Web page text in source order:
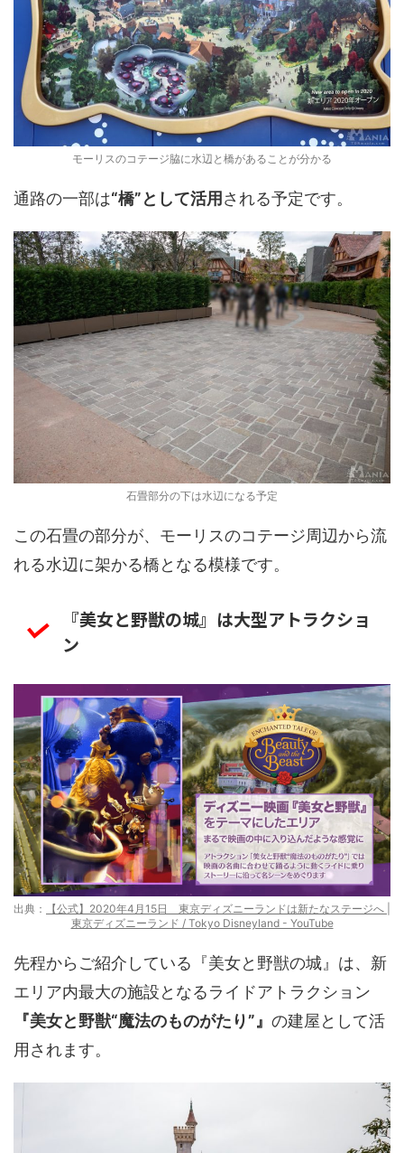
モーリスのコテージ脇に水辺と橋があることが分かる
通路の一部は“橋”として活用される予定です。
石畳部分の下は水辺になる予定
この石畳の部分が、モーリスのコテージ周辺から流
れる水辺に架かる橋となる模様です。
『美女と野獣の城』は大型アトラクショ
ン
出典：
【公式】2020年4月15日 東京ディズニーランドは新たなステージへ |
東京ディズニーランド / Tokyo Disneyland - YouTube
先程からご紹介している『美女と野獣の城』は、新
エリア内最大の施設となるライドアトラクション
『美女と野獣“魔法のものがたり”』 の建屋として活
用されます。